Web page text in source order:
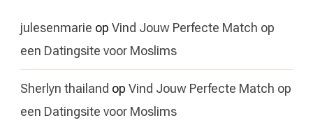
julesenmarie op Vind Jouw Perfecte Match op
een Datingsite voor Moslims
Sherlyn thailand op Vind Jouw Perfecte Match op
een Datingsite voor Moslims